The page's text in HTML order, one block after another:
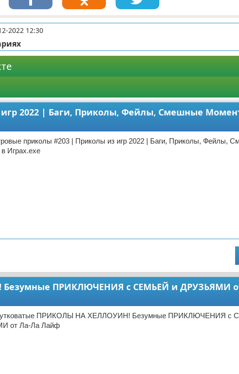
2022 12:30
2022 | Баги, Приколы, Фейлы, Смешные
приколы #203 | Приколы из игр 2022 | Баги, Приколы, Фейлы,
Играх.exe
ПРИКЛЮЧЕНИЯ с СЕМЬЕЙ и ДРУЗЬЯМИ
ПРИКОЛЫ НА ХЕЛЛОУИН! Безумные ПРИКЛЮЧЕНИЯ с
от Ла-Ла Лайф